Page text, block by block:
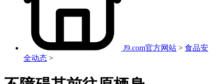
J9.com官方网站 > 食品安
全动态 >